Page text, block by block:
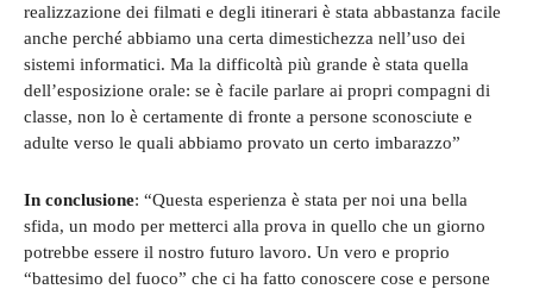
realizzazione dei filmati e degli itinerari è stata abbastanza facile
anche perché abbiamo una certa dimestichezza nell’uso dei
sistemi informatici. Ma la difficoltà più grande è stata quella
dell’esposizione orale: se è facile parlare ai propri compagni di
classe, non lo è certamente di fronte a persone sconosciute e
adulte verso le quali abbiamo provato un certo imbarazzo”
In conclusione: “Questa esperienza è stata per noi una bella
sfida, un modo per metterci alla prova in quello che un giorno
potrebbe essere il nostro futuro lavoro. Un vero e proprio
“battesimo del fuoco” che ci ha fatto conoscere cose e persone